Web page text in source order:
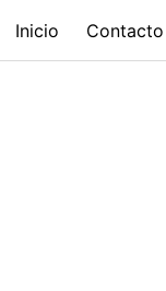
Inicio Contacto